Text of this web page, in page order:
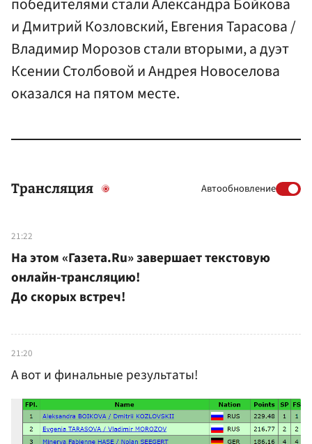
победителями стали Александра Бойкова
и Дмитрий Козловский, Евгения Тарасова /
Владимир Морозов стали вторыми, а дуэт
Ксении Столбовой и Андрея Новоселова
оказался на пятом месте.
Трансляция Автообновление
21:22
На этом «Газета.Ru» завершает текстовую
онлайн-трансляцию!
До скорых встреч!
21:20
А вот и финальные результаты!